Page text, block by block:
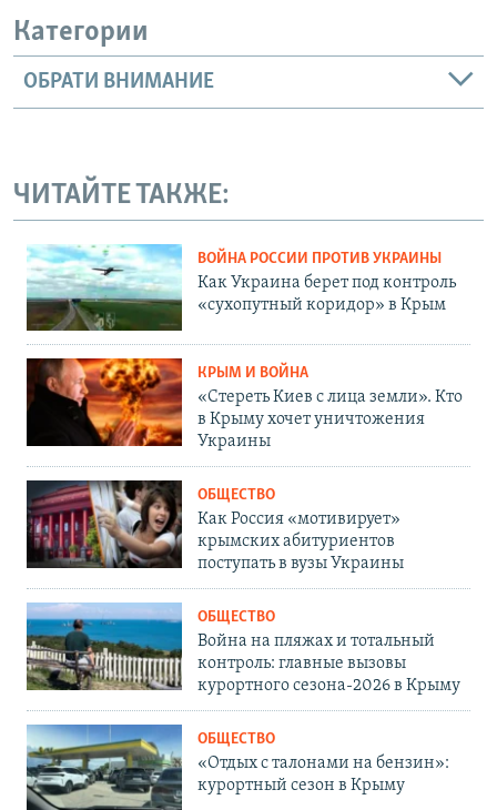
Категории
ОБРАТИ ВНИМАНИЕ
ЧИТАЙТЕ ТАКЖЕ:
ВОЙНА РОССИИ ПРОТИВ УКРАИНЫ
Как Украина берет под контроль
«сухопутный коридор» в Крым
КРЫМ И ВОЙНА
«Стереть Киев с лица земли». Кто
в Крыму хочет уничтожения
Украины
ОБЩЕСТВО
Как Россия «мотивирует»
крымских абитуриентов
поступать в вузы Украины
ОБЩЕСТВО
Война на пляжах и тотальный
контроль: главные вызовы
курортного сезона-2026 в Крыму
ОБЩЕСТВО
«Отдых с талонами на бензин»:
курортный сезон в Крыму